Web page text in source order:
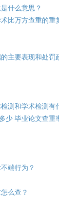
什么意思？
比万方查重的重
主要表现和处罚
测和学术检测有
少 毕业论文查重
端行为？
么查？